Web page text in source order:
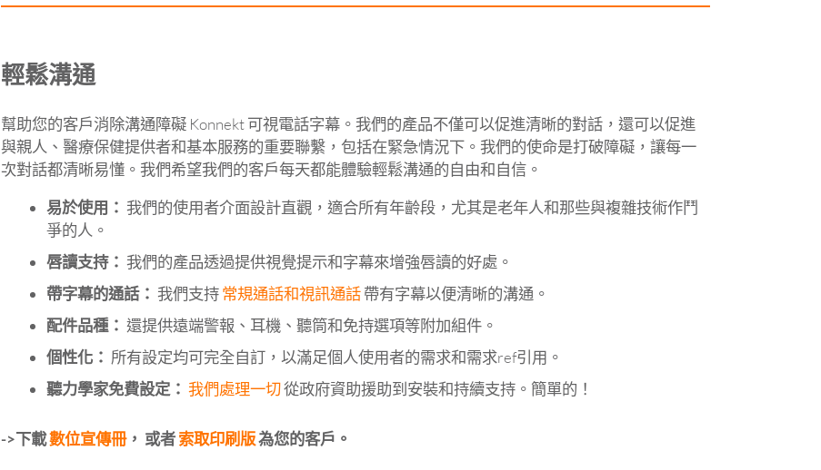
輕鬆溝通
幫助您的客戶消除溝通障礙 Konnekt 可視電話字幕。我們的產品不僅可以促進清晰的對話，還可以促進
與親人、醫療保健提供者和基本服務的重要聯繫，包括在緊急情況下。我們的使命是打破障礙，讓每一
次對話都清晰易懂。我們希望我們的客戶每天都能體驗輕鬆溝通的自由和自信。
易於使用： 我們的使用者介面設計直觀，適合所有年齡段，尤其是老年人和那些與複雜技術作鬥
爭的人。
唇讀支持： 我們的產品透過提供視覺提示和字幕來增強唇讀的好處。
帶字幕的通話： 我們支持常規通話和視訊通話帶有字幕以便清晰的溝通。
配件品種： 還提供遠端警報、耳機、聽筒和免持選項等附加組件。
個性化： 所有設定均可完全自訂，以滿足個人使用者的需求和需求ref引用。
聽力學家免費設定： 我們處理一切從政府資助援助到安裝和持續支持。簡單的！
->下載數位宣傳冊， 或者索取印刷版為您的客戶。